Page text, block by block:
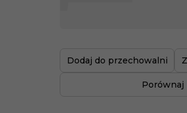
Dodaj do przechowalni
Porównaj